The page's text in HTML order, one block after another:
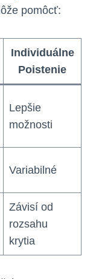
pomôcť:
Individuálne
Poistenie
Lepšie
možnosti
Variabilné
Závisí od
rozsahu
krytia